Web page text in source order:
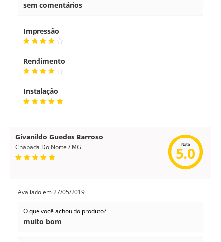
sem comentários
Impressão
Rendimento
Instalação
Givanildo Guedes Barroso
Chapada Do Norte / MG Nota
5.0
Avaliado em27/05/2019
O que você achou do produto?
muito bom